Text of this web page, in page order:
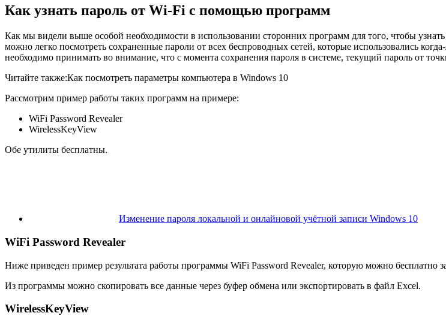
Как узнать пароль от Wi-Fi с помощью программ
Как мы видели выше особой необходимости в использовании сторонних программ для того, чтобы
можно легко посмотреть сохраненные пароли от всех беспроводных сетей, которые использовались
необходимо принимать во внимание, что с момента сохранения пароля в системе, текущий пароль от
Читайте также:Как посмотреть параметры компьютера в Windows 10
Рассмотрим пример работы таких программ на примере:
WiFi Password Revealer
WirelessKeyView
Обе утилиты бесплатны.
Изменение пароля локальной и онлайновой учётной записи Windows 10
WiFi Password Revealer
Ниже приведен пример результата работы программы WiFi Password Revealer, которую можно бесплатно
Из программы можно скопировать все данные через буфер обмена или экспортировать в файл Excel.
WirelessKeyView